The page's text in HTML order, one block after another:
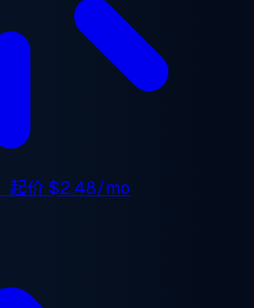
起价$2.48/mo